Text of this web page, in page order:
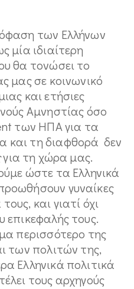
των Ελλήνων
μία ιδιαίτερη
θα τονώσει το
μας σε κοινωνικό
και ετήσιες
Αμνηστίας όσο
των ΗΠΑ για τα
και τη διαφθορά δεν
για τη χώρα μας.
ώστε τα Ελληνικά
γυναίκες
και γιατί όχι
επικεφαλής τους.
περισσότερο της
των πολιτών της,
Ελληνικά πολιτικά
τους αρχηγούς